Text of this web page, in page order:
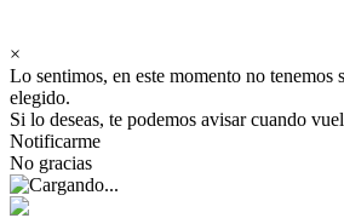
×
Lo sentimos, en este momento no tenemos
elegido.
Si lo deseas, te podemos avisar cuando
Notificarme
No gracias